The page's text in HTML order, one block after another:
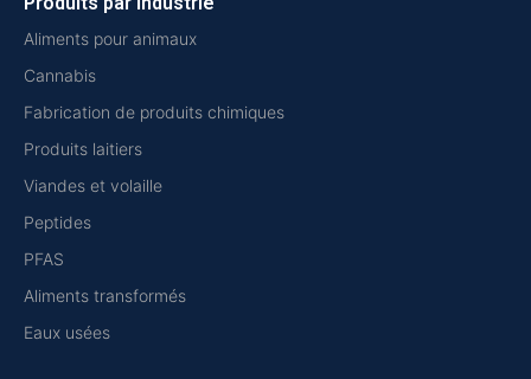
Aliments pour animaux
Cannabis
Fabrication de produits chimiques
Produits laitiers
Viandes et volaille
Peptides
PFAS
Aliments transformés
Eaux usées